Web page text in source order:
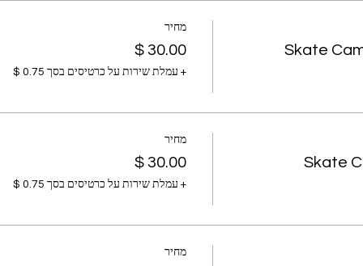
Skate
מחיר
+ עמלת שירות על כרטיסים בסך ‏0.75 ‏$
Skate
מחיר
+ עמלת שירות על כרטיסים בסך ‏0.75 ‏$
מחיר